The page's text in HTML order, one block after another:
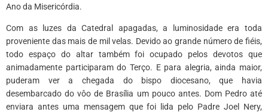
Ano da Misericórdia.
Com as luzes da Catedral apagadas, a luminosidade era toda
proveniente das mais de mil velas. Devido ao grande número de fiéis,
todo espaço do altar também foi ocupado pelos devotos que
animadamente participaram do Terço. E para alegria, ainda maior,
puderam ver a chegada do bispo diocesano, que havia
desembarcado do vôo de Brasília um pouco antes. Dom Pedro até
enviara antes uma mensagem que foi lida pelo Padre Joel Nery,